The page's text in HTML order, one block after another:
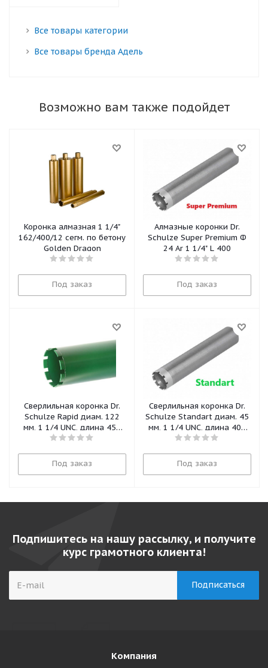
Все товары категории
Все товары бренда Адель
Возможно вам также подойдет
Коронка алмазная 1 1/4"
162/400/12 сегм. по бетону
Golden Dragon
Под заказ
Алмазные коронки Dr.
Schulze Super Premium Ф
24 Ar 1 1/4" L 400
Под заказ
Сверлильная коронка Dr.
Schulze Rapid диам. 122
мм, 1 1/4 UNC, длина 450
мм
Под заказ
Сверлильная коронка Dr.
Schulze Standart диам. 45
мм, 1 1/4 UNC, длина 400
мм
Под заказ
Подпишитесь на нашу рассылку, и получите
курс грамотного клиента!
Компания